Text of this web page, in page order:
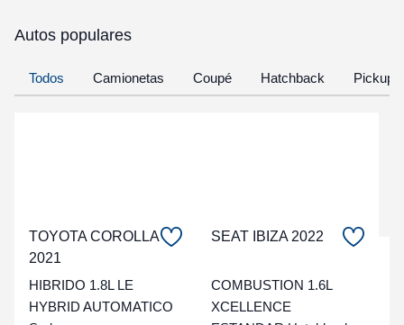
Autos populares
Todos Camionetas Coupé Hatchback Pickup
TOYOTA COROLLA
2021
HIBRIDO 1.8L LE
HYBRID AUTOMATICO
SEAT IBIZA 2022
COMBUSTION 1.6L
XCELLENCE